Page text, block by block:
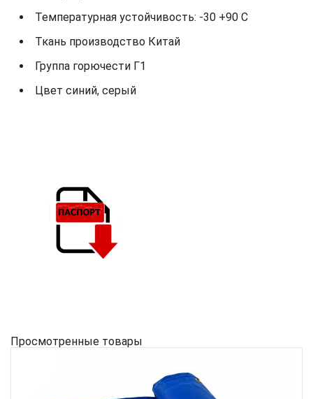
Температурная устойчивость: -30 +90 С
Ткань производство Китай
Группа горючести Г1
Цвет синий, серый
Просмотренные товары